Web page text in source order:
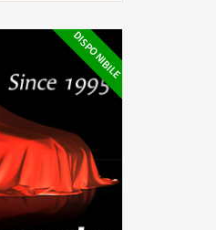
DISPONIBILE